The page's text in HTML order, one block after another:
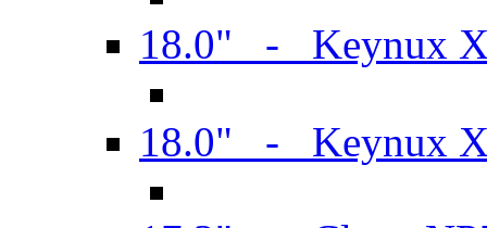
18.0" - Keynux
18.0" - Keynux